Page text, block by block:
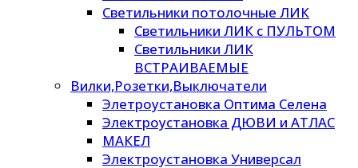
Светильники потолочные ЛИК
Светильники ЛИК с ПУЛЬТОМ
Светильники ЛИК
ВСТРАИВАЕМЫЕ
Вилки,Розетки,Выключатели
Элетроустановка Оптима Селена
Электроустановка ДЮВИ и АТЛАС
МАКЕЛ
Электроустановка Универсал